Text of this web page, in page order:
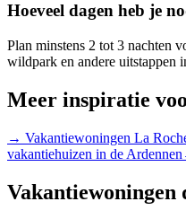
Hoeveel dagen heb je
Plan minstens 2 tot 3 nachten
wildpark en andere uitstappen
Meer inspiratie
→ Vakantiewoningen La
vakantiehuizen in de Ardennen
Vakantiewoningen